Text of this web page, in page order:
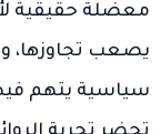
معضلة حقيقية
يصعب تجاوزها،
سياسية يتهم